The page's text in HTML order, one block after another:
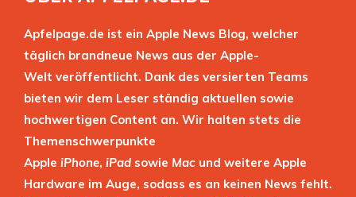
Apfelpage.de ist ein Apple News Blog, welcher
täglich brandneue News aus der Apple-
Welt veröffentlicht. Dank des versierten Teams
bieten wir dem Leser ständig aktuellen sowie
hochwertigen Content an. Wir halten stets die
Themenschwerpunkte
Apple iPhone, iPad sowie Mac und weitere Apple
Hardware im Auge, sodass es an keinen News fehlt.